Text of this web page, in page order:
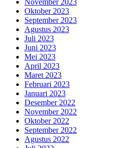
Oktober 2023
September 2023
Agustus 2023
Juli 2023
Juni 2023
Mei 2023
April 2023
Maret 2023
Februari 2023
Januari 2023
Desember 2022
November 2022
Oktober 2022
September 2022
Agustus 2022